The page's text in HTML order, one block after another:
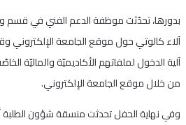
بدورها، تحدّثت موظفة الدعم الفني في قسم
آلاء كالوتي حول موقع الجامعة الإلكتروني
آلية الدخول لملفاتهم الأكاديميّة والماليّة
من خلال موقع الجامعة الإلكتروني.
وفي نهاية الحفل تحدثت منسقة شؤون